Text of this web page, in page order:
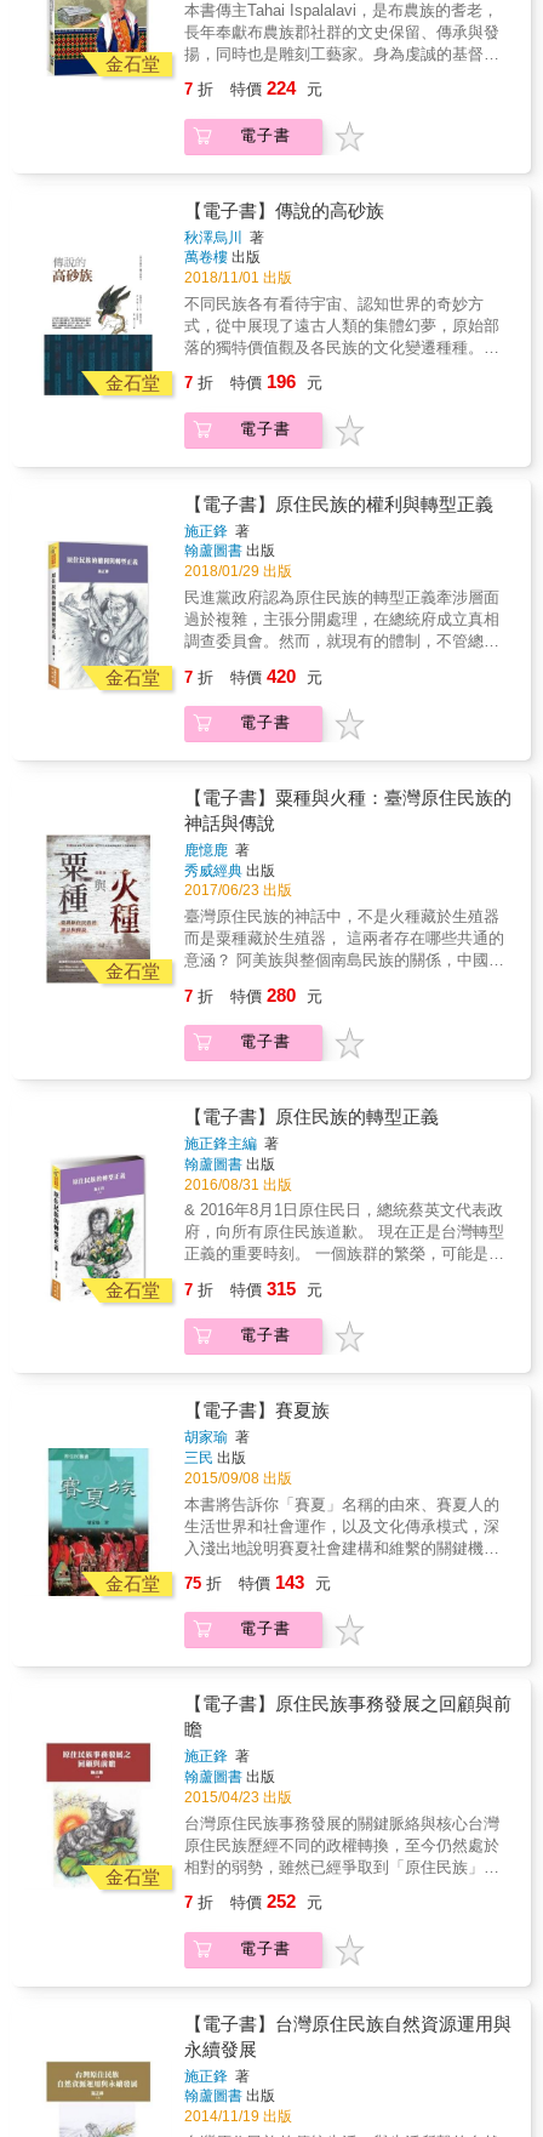
有焦慮，也有折衝。 & 環境巨大衝擊下，人口
數寡少的族群，面臨強勢布農化及漢化壓力，
其展現的策略與韌性。 & 除父權男性，女性在
族群語言文化復振中的特殊角色與功能，其微
育與家庭教育配合下，拉阿魯哇幼苗正成長茁
壯，族語薪傳已獲得初步成效。 & 拉阿魯哇族
是台灣原住民中，唯一以貝殼為神的族群！ &
任教期間，有機會接觸到僅存於高雄市的拉阿
魯哇族(Hla&rsquo;alua)，感受其爭取正名與復
振文化的苦心與艱難而興起採訪報導之心念，
以一年半時間深入部落，大量訪談、觀察、田
調，配合平面及影音文獻搜集，採取報導文學
的方式，以本書向山上的朋友──人數單薄而堅
持追尋與復振族群文化的勇氣致敬。 & 此外，
拉阿魯哇族在漢人開山採樟入侵傳統領域下，
與客家人相遇的過程，這場族群遭遇，開啟了
日後拉阿魯哇族復振靈魂人物游仁貴的身世；
而在日治時期皇民化運動「宗教改革」下被迫
說的筆法重現。 & 最後，做為拉阿魯哇族最重
要及親密他者的矮人傳說，李博士則以史詩篇
章來呼應，藉現代詩創作敘述這段充滿神啟、
先知式的神話。全書內容，盡量減少史料推砌
與宏大敘述（grand narrative），而以人物、事
件、場景的綿密交織來建構，使其兼具報導
性、文學性與可讀性，主題清晰又肌理豐美。
&
金石堂
本書傳主Tahai Ispalalavi，是布農族的耆老，
長年奉獻布農族郡社群的文史保留、傳承與發
揚，同時也是雕刻工藝家。身為虔誠的基督
物，擔任過武陵部落的村長與6屆鄉民代表，而
對於文化復振的工作，他始終堅守崗位。 對布
農族人而言，Tahai Ispalalavi所做的貢獻，宛
響力量。本書作者洪宏，即在Tahai Ispalalavi
所奠基的文化基礎上，循著Tahai Ispalalavi高
大的文化身影，以「達海專案」出發，深入挖
掘Tahai Ispalalavi過去30年來所滋養出的文化
傳承果實，並從中努力去開發傳承文化工作上
的更多可能性。
7 折 特價 224 元
電子書
金石堂
【電子書】傳說的高砂族
秋澤烏川
著
萬卷樓 出版
2018/11/01 出版
不同民族各有看待宇宙、認知世界的奇妙方
式，從中展現了遠古人類的集體幻夢，原始部
落的獨特價值觀及各民族的文化變遷種種。當
新的文創動力，無不自此出。這些故事不再虛
無縹緲，一趟奇妙之旅就鋪展在我們眼前。
7 折 特價 196 元
電子書
金石堂
【電子書】原住民族的權利與轉型正義
施正鋒 著
翰蘆圖書 出版
2018/01/29 出版
民進黨政府認為原住民族的轉型正義牽涉層面
過於複雜，主張分開處理，在總統府成立真相
調查委員會。然而，就現有的體制，不管總統
構，在過去三十多年來，世界上總共四十多個
真相調查委員會，最大的教訓是「沒有調查權
就沒有真相」。如果沒有必要有調查權。那
法推動委員會」，還要在行政院成立小組調查
核廢料，就好像小孩子在夜市用紙做的網來撈
金魚。只能說，無知的背後是傲慢，傲慢的背
後是偏見。
7 折 特價 420 元
電子書
金石堂
【電子書】粟種與火種：臺灣原住民族的
神話與傳說
鹿憶鹿 著
秀威經典 出版
2017/06/23 出版
臺灣原住民族的神話中，不是火種藏於生殖器
而是粟種藏於生殖器， 這兩者存在哪些共通的
意涵？ 阿美族與整個南島民族的關係，中國南
如何？ & &sect;「作物」的起源與「火」的起
源，是世界各民族流傳最廣的文化起源神話。
&sect; & 「往昔本族中某人在天上界有一個朋
米、芋頭的種子，將其放入陽物之穴中，然後
降到此sabdiq之地來，將其播種土中，此為我
社農作物之起源。當時一粒小米就能使四、五
人飽腹，因此番丁們外出時各自把數粒小米藏
在食指指甲縫而行。又當其用餐時，取其一粒
烹煮，增加成為滿鍋的飯。故在狩獵等時，只
要帶四粒去即可過三夜。然而有一孕婦，將其
簸箕中的小米取出，同時投入開水中，結果鍋
破裂，熱水迸出而小米四散，孕婦被此噴中而
腹。」──paliljauz番sabdiq群社的粟種神話 &
臺灣原住民族的文化內涵，可以說就是「小米
的文化」，其生活信仰與祭典儀式，全與小米
有關，而其粟種神話也是每個部落普遍流傳，
是各族群極為重要的神話母題。取火種則大多
與洪水神話連結在一起，普遍會提到山羌、水
鹿或是鳥類的取火母題；與西方普羅米修斯的
盜火和中國大陸南方少數民族的火種神話不
同，臺灣原住民族的火種通常是在洪水中失去
或遺忘，再由動物取回，是非常素樸的神話意
象。「粟種」與「火種」也常與原住民族的遠
方他界、地底的小黑人或者與女人島相關。因
此，粟種與火種是最適合觀察、比較整個南島
語族神話的母題。 & 本書主題填補了過往研究
者未能特別鑽研的小米文化信仰，與原住民獨
小黑人神話與女子部落神話。作者透過紮實的
的文獻爬梳與田野調查，再以文學性豐厚的細
膩筆法，勾勒出臺灣原住民族的神話系譜，讓
讀者可深入探索臺灣原住民族神話的奇幻世
界。 & 本書特色 & 1.扎實的學術素養，細膩的
文學筆法，一本讀懂人類起源！ 2.補足臺灣原
住民族小米文化信仰和取火種神話情節的研究
空缺。 3.收錄大量地方神話與傳說，身歷其
境、原汁原味。 4.比對中外各地的神話母題，
論析嚴謹、條理分明。
7 折 特價 280 元
電子書
金石堂
【電子書】原住民族的轉型正義
施正鋒主編 著
翰蘆圖書 出版
2016/08/31 出版
& 2016年8月1日原住民日，總統蔡英文代表政
府，向所有原住民族道歉。 現在正是台灣轉型
正義的重要時刻。 一個族群的繁榮，可能是建
類發展的必然結果，也不該再將種種不公平的
現狀視為理所當然。 過往的殖民∕威權政權忽視
人民的權利，在槍桿前，死去的人們只能埋屍
家，否則我們必須去正視這一段歷史，真相必
須被揭露。 如同，蔡總統在道歉中所說的：
「在泰雅族的語言裡，『真相』叫做Balay。而
『和解』叫做Sbalay，也就是在Balay之前加一
個S的音。真相與和解，其實是兩個相關的概
念。換句話說，真正的和解，只有透過誠懇面
對真相，才有可能達成。」 因此「轉型正義」
要調查真相、公佈真相，讓國家領導人代表現
在的政府對受害者道歉、賠償、並返還名譽。
讓人們相信這個社會雖然不完美，但持續追求
公平正義；讓整個社會避免重複過去政權犯下
的錯誤，追求更公平正義的未來。 要做的事很
多，道歉只是第一步。
7 折 特價 315 元
電子書
金石堂
【電子書】賽夏族
胡家瑜 著
三民 出版
2015/09/08 出版
本書將告訴你「賽夏」名稱的由來、賽夏人的
生活世界和社會運作，以及文化傳承模式，深
入淺出地說明賽夏社會建構和維繫的關鍵機
時，藉由分析信仰祭儀和文化傳統，尤其是大
眾覺得神秘而好奇的巴斯達隘祭典（矮靈
祭），凸顯出賽夏人運用和掌握象徵資源（如
小族群，長期在周遭不同人群競合與政經情勢
快速變化下，很早就發展出超越部落層次的族
群認同，展現獨特的凝聚力和強烈的集體意
識。透過本書，不但可以理解賽夏社會動態建
構的過程，也可以重新思考跨越時空變動的文
75 折 特價 143 元
電子書
金石堂
【電子書】原住民族事務發展之回顧與前
瞻
施正鋒 著
翰蘆圖書 出版
2015/04/23 出版
台灣原住民族事務發展的關鍵脈絡與核心台灣
原住民族歷經不同的政權轉換，至今仍然處於
相對的弱勢，雖然已經爭取到「原住民族」的
成則尚有未逮，例如「原住民族自區法」草
案，迄今仍然未能完成。台灣原住民族事務的
發展，在法律規範與傳統權力之間的拉扯與衝
考試規定仍是重要的問題並且影響甚鉅。這些
都會影響原住民族的未來發展。本書從不同面
向回顧與探討原住民族的過去與未來，主題包
括民族語言、產業工作、國際情勢、政治選
擇、生態治理，並從政策面的角度深入分析，
大抵含括了台灣原住民族當前最重要的議題。
7 折 特價 252 元
電子書
【電子書】台灣原住民族自然資源運用與
永續發展
施正鋒 著
翰蘆圖書 出版
2014/11/19 出版